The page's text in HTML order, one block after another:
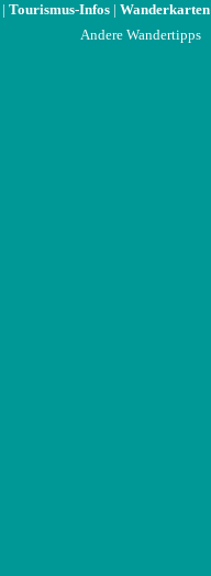
| Tourismus-Infos | Wanderkarten
Andere Wandertipps